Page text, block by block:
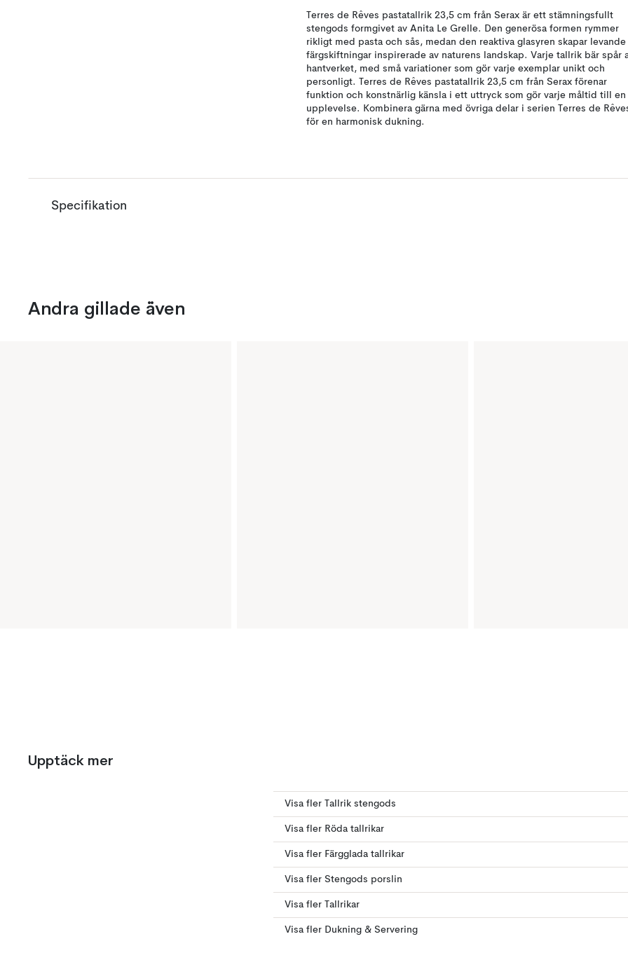
Terres de Rêves pastatallrik 23,5 cm från Serax är ett stämningsfullt
stengods formgivet av Anita Le Grelle. Den generösa formen rymmer
rikligt med pasta och sås, medan den reaktiva glasyren skapar levande
färgskiftningar inspirerade av naturens landskap. Varje tallrik bär spår
hantverket, med små variationer som gör varje exemplar unikt och
personligt. Terres de Rêves pastatallrik 23,5 cm från Serax förenar
funktion och konstnärlig känsla i ett uttryck som gör varje måltid till en
upplevelse. Kombinera gärna med övriga delar i serien Terres de
för en harmonisk dukning.
Specifikation
Andra gillade även
Upptäck mer
Visa fler Tallrik stengods
Visa fler Röda tallrikar
Visa fler Färgglada tallrikar
Visa fler Stengods porslin
Visa fler Tallrikar
Visa fler Dukning & Servering